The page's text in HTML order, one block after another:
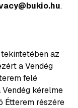
.
az
a Vendég
felé
kérelme
Étterem részére